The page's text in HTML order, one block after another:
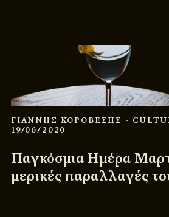
ΓΙΑΝΝΗΣ ΚΟΡΟΒΕΣΗΣ -
19/06/2020
Παγκόσμια Ημέρα
μερικές παραλλαγές